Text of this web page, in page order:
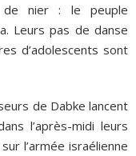
nier : le peuple
Leurs pas de danse
d’adolescents sont
de Dabke lancent
l’après-midi leurs
l’armée israélienne